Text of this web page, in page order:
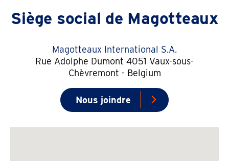
Siège social de Magotteaux
Magotteaux International S.A.
Rue Adolphe Dumont 4051 Vaux-sous-
Chèvremont - Belgium
Nous joindre